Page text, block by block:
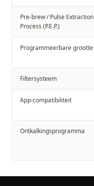
Pre-brew / Pulse Extraction
Process (P.E.P.)
Programmeerbare grootte
Filtersysteem
App-compatibiliteit
Ontkalkingsprogramma